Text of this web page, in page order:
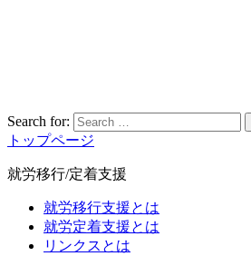
Search for:
トップページ
就労移行/定着支援
就労移行支援とは
就労定着支援とは
リンクスとは